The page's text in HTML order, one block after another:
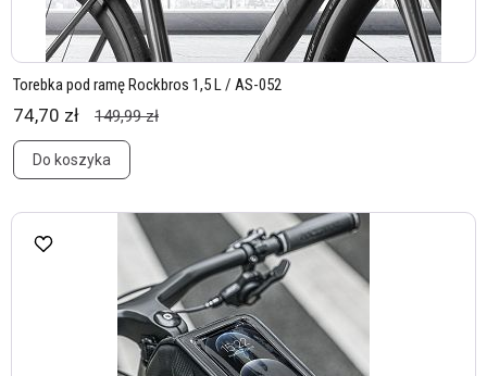
Torebka pod ramę Rockbros 1,5 L / AS-052
74,70 zł 149,99 zł
Do koszyka